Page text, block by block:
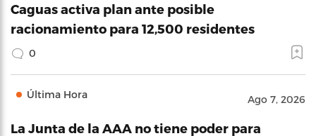
Caguas activa plan ante posible
racionamiento para 12,500 residentes
0
Última Hora Ago 7, 2026
La Junta de la AAA no tiene poder para